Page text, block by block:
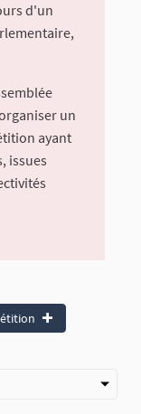
d'un
un
ayant
issues